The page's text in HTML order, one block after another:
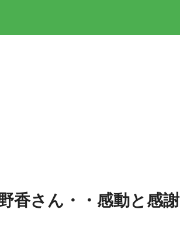
香さん・・感動と感謝